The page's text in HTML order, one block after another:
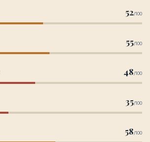
52/100
55/100
48/100
35/100
58/100